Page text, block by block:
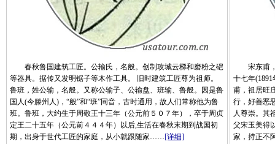
春秋鲁国建筑工匠。公输氏，名般。创制攻城云梯和磨粉之硙
等器具。据传又发明锯子等木作工具。 旧时建筑工匠尊为祖师。
鲁班，姓公输，名般。又称公输子、公输盘、班输、鲁般。因是鲁
国人(今滕州人)，“般”和“班”同音，古时通用，故人们常称他为鲁
班。鲁班，大约生于周敬王十三年（公元前５０７年），卒于周贞
定王二十五年（公元前４４４年）以后,生活在春秋末期到战国初
期，出身于世代工匠的家庭，从小就跟随家……[详细]
宋东甫，
十七年
甫，祖居旺
行，好善恶
人尊崇。其
父宋玉美得
家，持正不